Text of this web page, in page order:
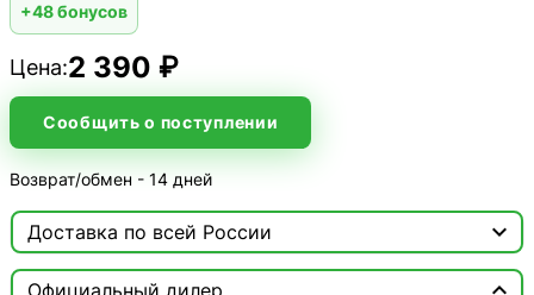
+48 бонусов
Цена:2 390 ₽
Сообщить о поступлении
Возврат/обмен - 14 дней
Доставка по всей России 
 Москва
Официальный дилер